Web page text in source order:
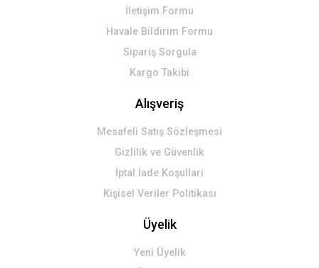
İletişim Formu
Havale Bildirim Formu
Sipariş Sorgula
Kargo Takibi
Alışveriş
Mesafeli Satış Sözleşmesi
Gizlilik ve Güvenlik
İptal İade Koşullari
Kişisel Veriler Politikası
Üyelik
Yeni Üyelik